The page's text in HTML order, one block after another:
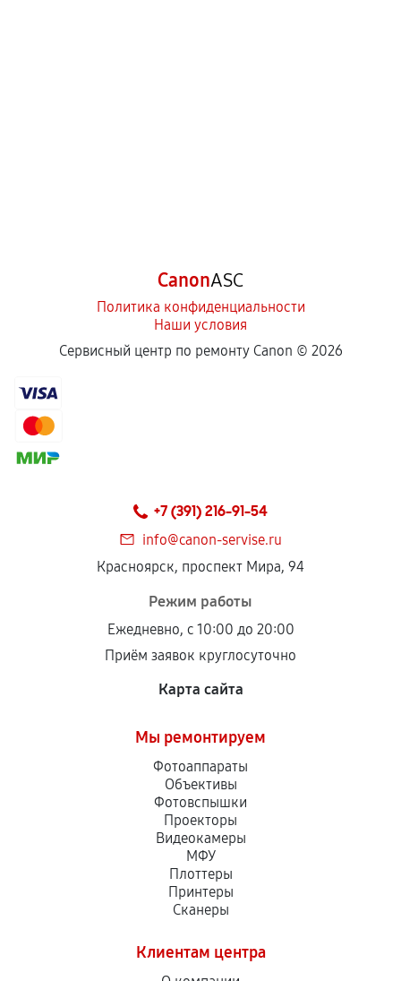
CanonASC
Политика конфиденциальности
Наши условия
Сервисный центр по ремонту Canon © 2026
+7 (391) 216-91-54
info@canon-servise.ru
Красноярск, проспект Мира, 94
Режим работы
Ежедневно, с 10:00 до 20:00
Приём заявок круглосуточно
Карта сайта
Мы ремонтируем
Фотоаппараты
Объективы
Фотовспышки
Проекторы
Видеокамеры
МФУ
Плоттеры
Принтеры
Сканеры
Клиентам центра